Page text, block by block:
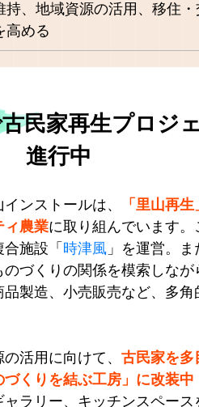
持、地域資源の活用、移住
高める
民家再生プロジ
進行中
ンストールは、
「里山再
ィ農業に取り組んでいます。
施設「 時津風 」を運営。
づくりの関係を模索しなが
製造、小売販売など、多角
活用に向けて、 古民家を多
くりを結ぶ工房」に改装中
ラリー、キッチンスペース